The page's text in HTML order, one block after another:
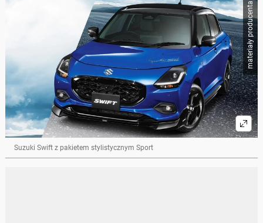
materiały producenta
Suzuki Swift z pakietem stylistycznym Sport